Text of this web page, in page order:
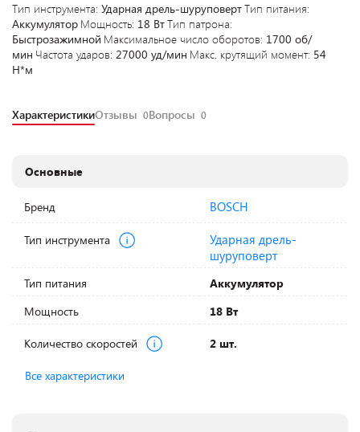
Тип инструмента: Ударная дрель-шуруповертТип питания:
Аккумулятор Мощность: 18 ВтТип патрона:
Быстрозажимной Максимальное число оборотов: 1700 об/
мин Частота ударов: 27000 уд/мин Макс. крутящий момент: 54
Н*м
ХарактеристикиОтзывы 0Вопросы 0
Основные
Бренд BOSCH
Тип инструмента
Ударная дрель-
шуруповерт
Тип питания
Аккумулятор
Мощность
18 Вт
Количество скоростей 2 шт.
Все характеристики